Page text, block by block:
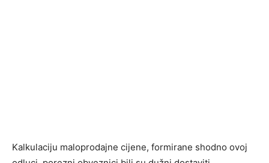
Kalkulaciju maloprodajne cijene, formirane shodno ovoj